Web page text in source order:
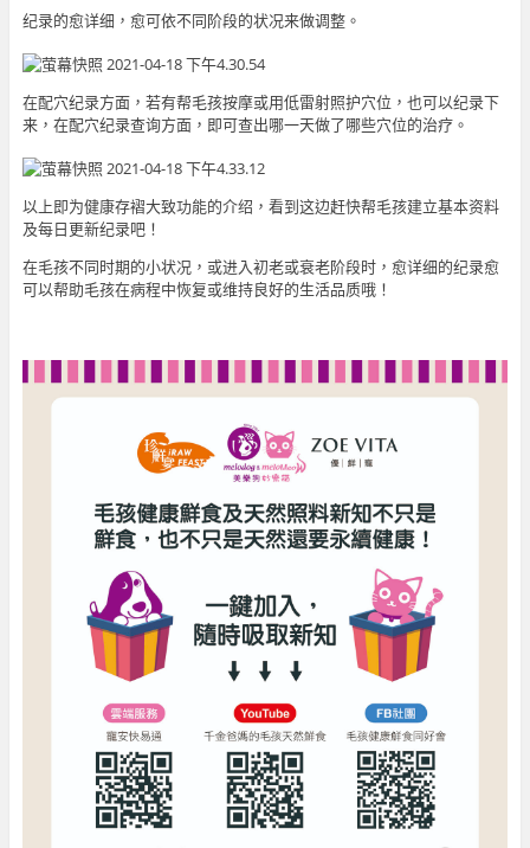
纪录的愈详细，愈可依不同阶段的状况来做调整。
在配穴纪录方面，若有帮毛孩按摩或用低雷射照护穴位，也可以纪录下
来，在配穴纪录查询方面，即可查出哪一天做了哪些穴位的治疗。
以上即为健康存褶大致功能的介绍，看到这边赶快帮毛孩建立基本资料
及每日更新纪录吧！
在毛孩不同时期的小状况，或进入初老或衰老阶段时，愈详细的纪录愈
可以帮助毛孩在病程中恢复或维持良好的生活品质哦！